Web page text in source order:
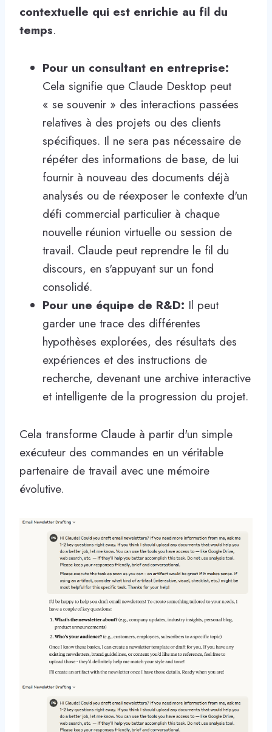
contextuelle qui est enrichie au fil du
temps.
Pour un consultant en entreprise:
Cela signifie que Claude Desktop peut
« se souvenir » des interactions passées
relatives à des projets ou des clients
spécifiques. Il ne sera pas nécessaire de
répéter des informations de base, de lui
fournir à nouveau des documents déjà
analysés ou de réexposer le contexte d'un
défi commercial particulier à chaque
nouvelle réunion virtuelle ou session de
travail. Claude peut reprendre le fil du
discours, en s'appuyant sur un fond
consolidé.
Pour une équipe de R&D: Il peut
garder une trace des différentes
hypothèses explorées, des résultats des
expériences et des instructions de
recherche, devenant une archive interactive
et intelligente de la progression du projet.
Cela transforme Claude à partir d'un simple
exécuteur des commandes en un véritable
partenaire de travail avec une mémoire
évolutive.